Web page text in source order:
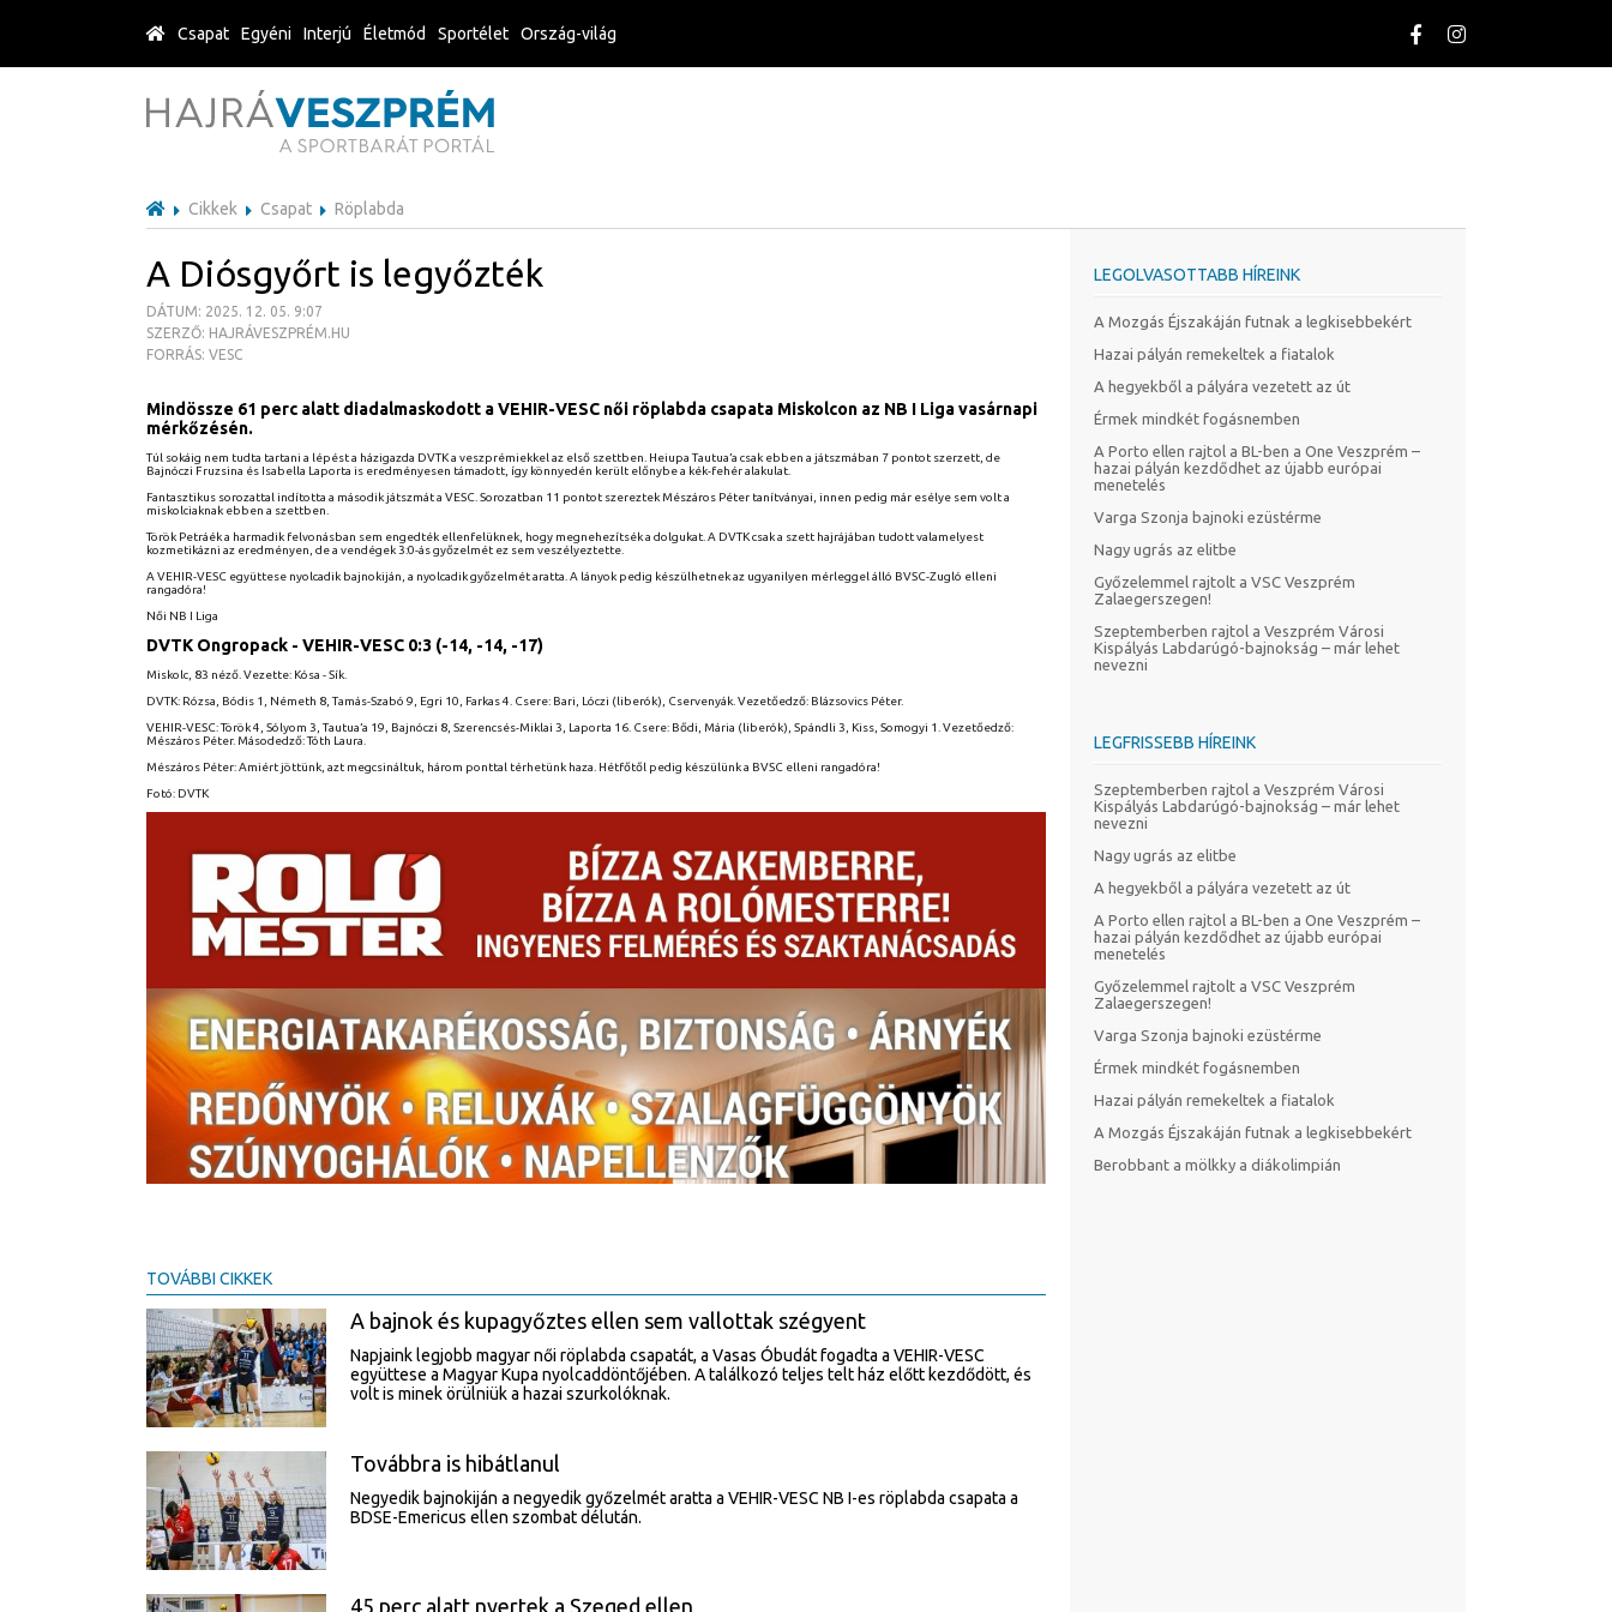
Cikkek Csapat Röplabda
A Diósgyőrt is legyőzték
DÁTUM: 2025. 12. 05. 9:07
SZERZŐ: HAJRÁVESZPRÉM.HU
FORRÁS: VESC
Mindössze 61 perc alatt diadalmaskodott a VEHIR-VESC női röplabda csapata Miskolcon az NB I Liga vasárnapi
mérkőzésén.
Túl sokáig nem tudta tartani a lépést a házigazda DVTK a veszprémiekkel az első szettben. Heiupa Tautua’a csak ebben a játszmában 7 pontot szerzett, de
Bajnóczi Fruzsina és Isabella Laporta is eredményesen támadott, így könnyedén került előnybe a kék-fehér alakulat.
Fantasztikus sorozattal indította a második játszmát a VESC. Sorozatban 11 pontot szereztek Mészáros Péter tanítványai, innen pedig már esélye sem volt a
miskolciaknak ebben a szettben.
Török Petráék a harmadik felvonásban sem engedték ellenfelüknek, hogy megnehezítsék a dolgukat. A DVTK csak a szett hajrájában tudott valamelyest
kozmetikázni az eredményen, de a vendégek 3:0-ás győzelmét ez sem veszélyeztette.
A VEHIR-VESC együttese nyolcadik bajnokiján, a nyolcadik győzelmét aratta. A lányok pedig készülhetnek az ugyanilyen mérleggel álló BVSC-Zugló elleni
rangadóra!
Női NB I Liga
DVTK Ongropack - VEHIR-VESC 0:3 (-14, -14, -17)
Miskolc, 83 néző. Vezette: Kósa - Sík.
DVTK: Rózsa, Bódis 1, Németh 8, Tamás-Szabó 9, Egri 10, Farkas 4. Csere: Bari, Lóczi (liberók), Cservenyák. Vezetőedző: Blázsovics Péter.
VEHIR-VESC: Török 4, Sólyom 3, Tautua’a 19, Bajnóczi 8, Szerencsés-Miklai 3, Laporta 16. Csere: Bődi, Mária (liberók), Spándli 3, Kiss, Somogyi 1. Vezetőedző:
Mészáros Péter. Másodedző: Tóth Laura.
Mészáros Péter: Amiért jöttünk, azt megcsináltuk, három ponttal térhetünk haza. Hétfőtől pedig készülünk a BVSC elleni rangadóra!
Fotó: DVTK
TOVÁBBI CIKKEK
A bajnok és kupagyőztes ellen sem vallottak szégyent
Napjaink legjobb magyar női röplabda csapatát, a Vasas Óbudát fogadta a VEHIR-VESC
együttese a Magyar Kupa nyolcaddöntőjében. A találkozó teljes telt ház előtt kezdődött, és
volt is minek örülniük a hazai szurkolóknak.
Továbbra is hibátlanul
Negyedik bajnokiján a negyedik győzelmét aratta a VEHIR-VESC NB I-es röplabda csapata a
BDSE-Emericus ellen szombat délután.
45 perc alatt nyertek a Szeged ellen
LEGOLVASOTTABB HÍREINK
A Mozgás Éjszakáján futnak a legkisebbekért
Hazai pályán remekeltek a fiatalok
A hegyekből a pályára vezetett az út
Érmek mindkét fogásnemben
A Porto ellen rajtol a BL-ben a One Veszprém –
hazai pályán kezdődhet az újabb európai
menetelés
Varga Szonja bajnoki ezüstérme
Nagy ugrás az elitbe
Győzelemmel rajtolt a VSC Veszprém
Zalaegerszegen!
Szeptemberben rajtol a Veszprém Városi
Kispályás Labdarúgó-bajnokság – már lehet
nevezni
LEGFRISSEBB HÍREINK
Szeptemberben rajtol a Veszprém Városi
Kispályás Labdarúgó-bajnokság – már lehet
nevezni
Nagy ugrás az elitbe
A hegyekből a pályára vezetett az út
A Porto ellen rajtol a BL-ben a One Veszprém –
hazai pályán kezdődhet az újabb európai
menetelés
Győzelemmel rajtolt a VSC Veszprém
Zalaegerszegen!
Varga Szonja bajnoki ezüstérme
Érmek mindkét fogásnemben
Hazai pályán remekeltek a fiatalok
A Mozgás Éjszakáján futnak a legkisebbekért
Berobbant a mölkky a diákolimpián
Csapat Egyéni Interjú Életmód Sportélet Ország-világ